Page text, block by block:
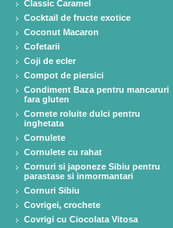
Classic Caramel
Cocktail de fructe exotice
Coconut Macaron
Cofetarii
Coji de ecler
Compot de piersici
Condiment Baza pentru mancaruri
fara gluten
Cornete roluite dulci pentru
inghetata
Cornulete
Cornulete cu rahat
Cornuri si japoneze Sibiu pentru
parastase si inmormantari
Cornuri Sibiu
Covrigei, crochete
Covrigi cu Ciocolata Vitosa